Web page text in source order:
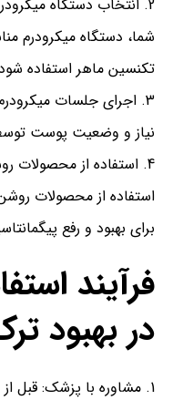
انتخاب دستگاه
شما، دستگاه میکرودرم
تکنسین ماهر استفاده
اجرای جلسات
نیاز و وضعیت پوست
استفاده از محصولات
استفاده از محصولات
برای بهبود و رفع
فرآیند
در بهبود
مشاوره با پزشک: قبل